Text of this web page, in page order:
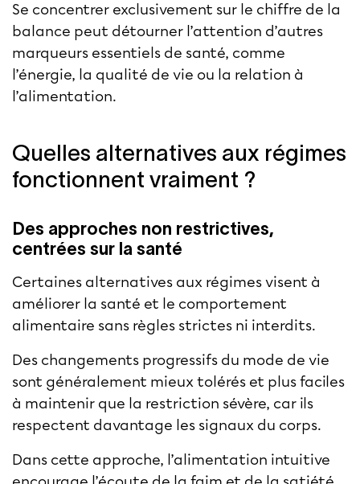
Se concentrer exclusivement sur le chiffre de la
balance peut détourner l’attention d’autres
marqueurs essentiels de santé, comme
l’énergie, la qualité de vie ou la relation à
l’alimentation.
Quelles alternatives aux régimes
fonctionnent vraiment ?
Des approches non restrictives,
centrées sur la santé
Certaines alternatives aux régimes visent à
améliorer la santé et le comportement
alimentaire sans règles strictes ni interdits.
Des changements progressifs du mode de vie
sont généralement mieux tolérés et plus faciles
à maintenir que la restriction sévère, car ils
respectent davantage les signaux du corps.
Dans cette approche, l’alimentation intuitive